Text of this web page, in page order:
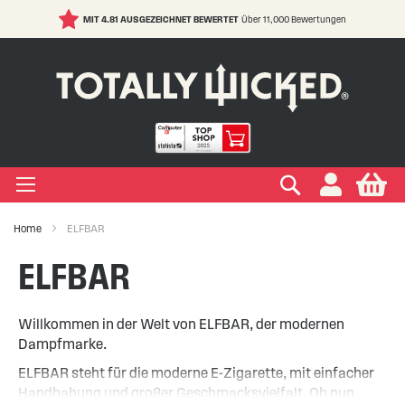
MIT 4.81 AUSGEZEICHNET BEWERTET Über 11,000 Bewertungen
Suchen
Home ELFBAR
ELFBAR
Willkommen in der Welt von ELFBAR, der modernen
Dampfmarke.
ELFBAR steht für die moderne E-Zigarette, mit einfacher
Handhabung und großer Geschmacksvielfalt. Ob nun